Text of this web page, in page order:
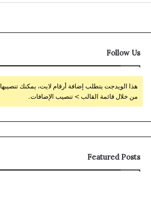
Follow Us
هذا الويدجت يتطلب إضافة أرقام لايت، يمكنك تنصيبها
من خلال قائمة القالب > تنصيب الإضافات.
Featured Posts